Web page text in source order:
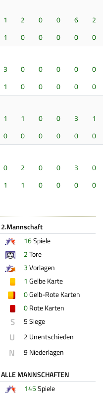
1 2 0 0 6
2
1 0 0 0 0
0
3 0 0 0 0
0
1 0 0 0 0
0
1 1 0 0 3
1
0 0 0 0 0
0
0 2 0 0 3
0
1 1 0 0 0 0
2.Mannschaft
16Spiele
2Tore
3Vorlagen
1 Gelbe Karte
0Gelb-Rote Karten
0Rote Karten
S 5 Siege
U 2 Unentschieden
N 9 Niederlagen
ALLE MANNSCHAFTEN
145Spiele